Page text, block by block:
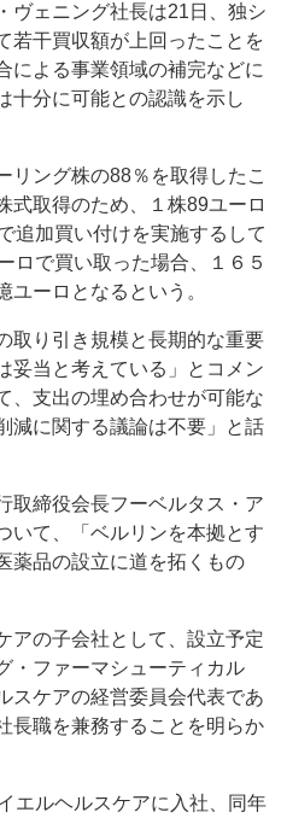
ェニング社長は21日、独シ
若干買収額が上回ったことを
による事業領域の補完などに
十分に可能との認識を示し
ング株の88％を取得したこ
式取得のため、１株89ユーロ
追加買い付けを実施するして
ロで買い取った場合、１６５
ユーロとなるという。
取り引き規模と長期的な重要
妥当と考えている」とコメン
、支出の埋め合わせが可能な
減に関する議論は不要」と話
締役会長フーベルタス・ア
いて、「ベルリンを本拠とす
薬品の設立に道を拓くもの
の子会社として、設立予定
・ファーマシューティカル
スケアの経営委員会代表であ
長職を兼務することを明らか
エルヘルスケアに入社、同年